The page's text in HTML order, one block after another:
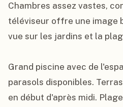
Chambres assez vastes,
téléviseur offre une image
vue sur les jardins et la
Grand piscine avec de
parasols disponibles.
en début d'après midi.